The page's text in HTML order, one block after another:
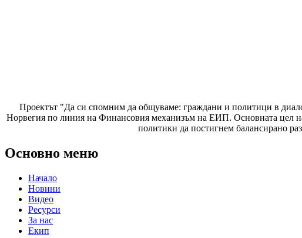
Проектът "Да си спомним да общуваме: граждани и политици в
Норвегия по линия на Финансовия механизъм на ЕИП. Основната цел
политики да постигнем балансирано
Основно меню
Начало
Новини
Видео
Ресурси
За нас
Екип